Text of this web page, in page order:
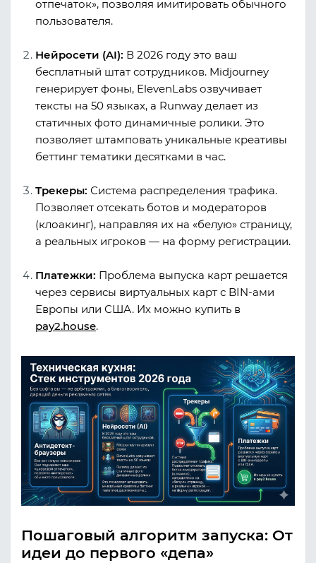
отпечаток», позволяя имитировать обычного
пользователя.
Нейросети (AI): В 2026 году это ваш
бесплатный штат сотрудников. Midjourney
генерирует фоны, ElevenLabs озвучивает
тексты на 50 языках, а Runway делает из
статичных фото динамичные ролики. Это
позволяет штамповать уникальные креативы
беттинг тематики десятками в час.
Трекеры: Система распределения трафика.
Позволяет отсекать ботов и модераторов
(клоакинг), направляя их на «белую» страницу,
а реальных игроков — на форму регистрации.
Платежки: Проблема выпуска карт решается
через сервисы виртуальных карт с BIN-ами
Европы или США. Их можно купить в
pay2.house.
Пошаговый алгоритм запуска: От
идеи до первого «депа»